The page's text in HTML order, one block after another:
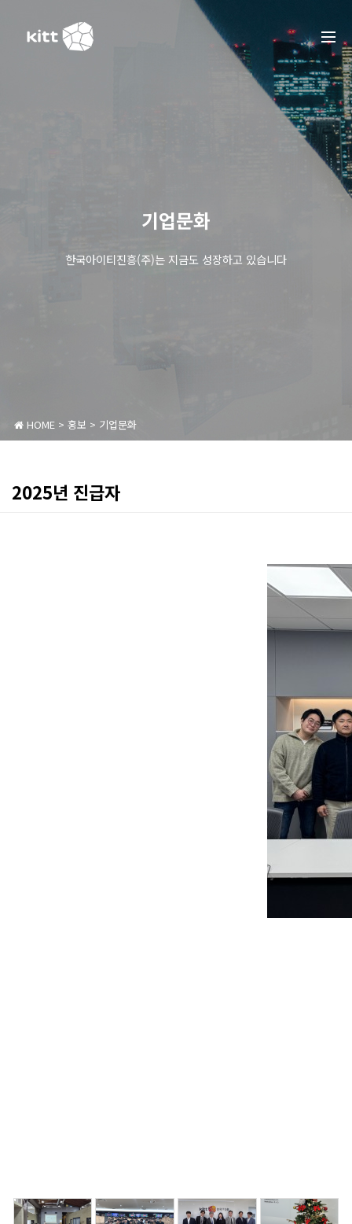
기업문화
한국아이티진흥(주)는 지금도 성장하고 있습니다
HOME> 홍보 > 기업문화
2025년 진급자